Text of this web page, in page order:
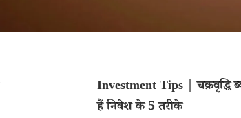
Investment Tips | चक्रवृद्धि
हैं निवेश के 5 तरीके